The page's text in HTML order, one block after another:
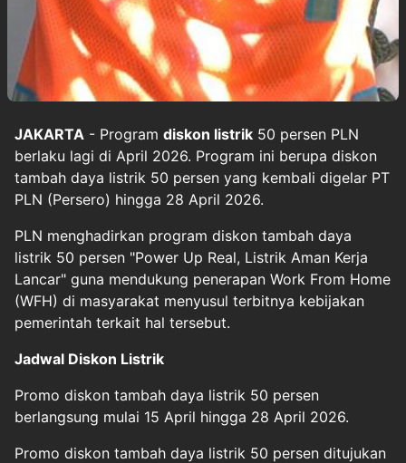
JAKARTA - Program diskon listrik 50 persen PLN
berlaku lagi di April 2026. Program ini berupa diskon
tambah daya listrik 50 persen yang kembali digelar PT
PLN (Persero) hingga 28 April 2026.
PLN menghadirkan program diskon tambah daya
listrik 50 persen "Power Up Real, Listrik Aman Kerja
Lancar" guna mendukung penerapan Work From Home
(WFH) di masyarakat menyusul terbitnya kebijakan
pemerintah terkait hal tersebut.
Jadwal Diskon Listrik
Promo diskon tambah daya listrik 50 persen
berlangsung mulai 15 April hingga 28 April 2026.
Promo diskon tambah daya listrik 50 persen ditujukan